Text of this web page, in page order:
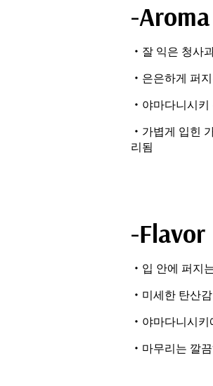
-Aroma
・잘 익은 청사
・은은하게 퍼
・야마다니시
・가볍게 입힌
리됨
-Flavor
・입 안에 퍼지
・미세한 탄산
・야마다니시
・마무리는 깔